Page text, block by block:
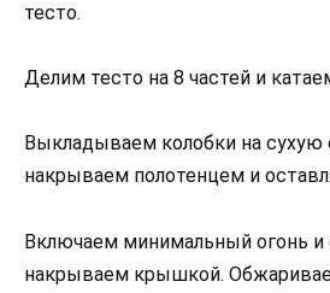
тесто.
Делим тесто на 8 частей и
Выкладываем колобки на сухую
накрываем полотенцем и
Включаем минимальный огонь и
накрываем крышкой.